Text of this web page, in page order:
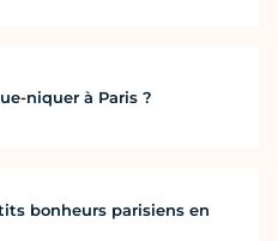
niquer à Paris ?
bonheurs parisiens en